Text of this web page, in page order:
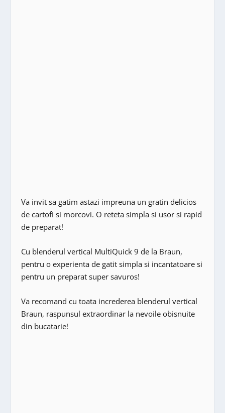
Va invit sa gatim astazi impreuna un gratin delicios
de cartofi si morcovi. O reteta simpla si usor si rapid
de preparat!
Cu blenderul vertical MultiQuick 9 de la Braun,
pentru o experienta de gatit simpla si incantatoare si
pentru un preparat super savuros!
Va recomand cu toata increderea blenderul vertical
Braun, raspunsul extraordinar la nevoile obisnuite
din bucatarie!